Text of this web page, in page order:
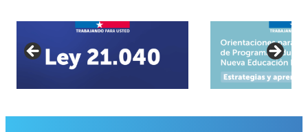
educadoras
párvulos
la
de